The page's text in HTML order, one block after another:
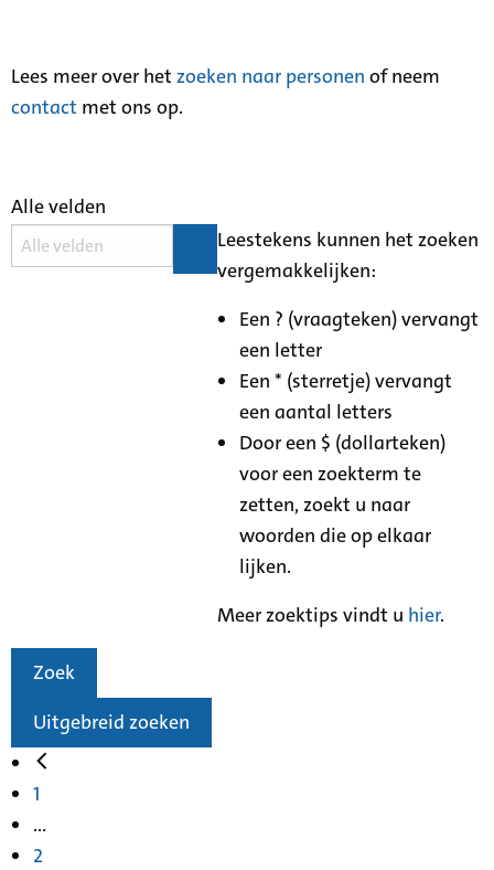
Lees meer over het zoeken naar personen of neem
contact met ons op.
Alle velden
Leestekens kunnen het zoeken
vergemakkelijken:
Een ? (vraagteken) vervangt
een letter
Een * (sterretje) vervangt
een aantal letters
Door een $ (dollarteken)
voor een zoekterm te
zetten, zoekt u naar
woorden die op elkaar
lijken.
Meer zoektips vindt u hier.
Zoek
Uitgebreid zoeken
1
...
2